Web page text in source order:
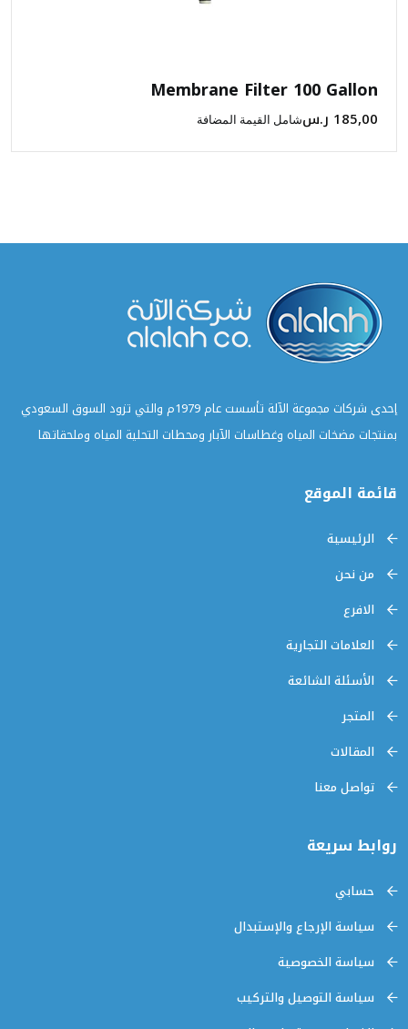
Membrane Filter 100 Gallon
185,00 ر.سشامل القيمة المضافة
إحدى شركات مجموعة الآلة تأسست عام 1979م والتي تزود السوق السعودي
بمنتجات مضخات المياه وغطاسات الآبار ومحطات التحلية المياه وملحقاتها
قائمة الموقع
الرئيسية
من نحن
الافرع
العلامات التجارية
الأسئلة الشائعة
المتجر
المقالات
تواصل معنا
روابط سريعة
حسابي
سياسة الإرجاع والإستبدال
سياسة الخصوصية
سياسة التوصيل والتركيب